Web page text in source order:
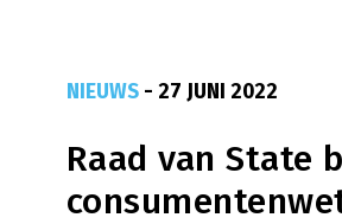
NIEUWS- 27 JUNI 2022
Raad van State